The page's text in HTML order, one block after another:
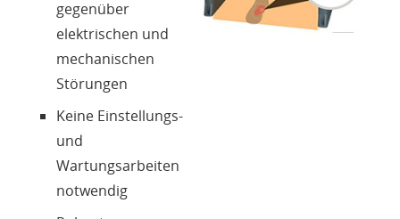
gegenüber
elektrischen und
mechanischen
Störungen
Keine Einstellungs-
und
Wartungsarbeiten
notwendig